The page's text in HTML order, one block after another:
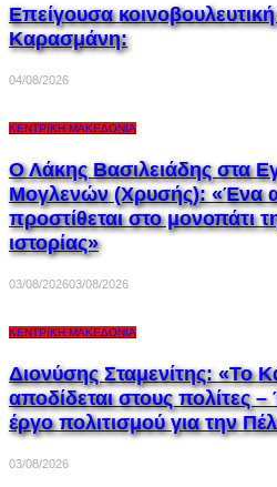
Επείγουσα
Καρασμάνη:
04/08/2026
ΚΕΝΤΡΙΚΉ ΜΑΚΕΔΟΝΊΑ
Ο Λάκης Βασιλειάδης στα
Μογλενών (Χρυσής): «Ένα
προστίθεται στο μονοπάτι
ιστορίας»
03/08/202603/08/2026
ΚΕΝΤΡΙΚΉ ΜΑΚΕΔΟΝΊΑ
Διονύσης Σταμενίτης: «Το
αποδίδεται στους πολίτες
έργο πολιτισμού για την
03/08/2026